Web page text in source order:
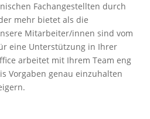
Fachangestellten durch
mehr bietet als die
Mitarbeiter/innen sind vom
eine Unterstützung in Ihrer
arbeitet mit Ihrem Team eng
Vorgaben genau einzuhalten